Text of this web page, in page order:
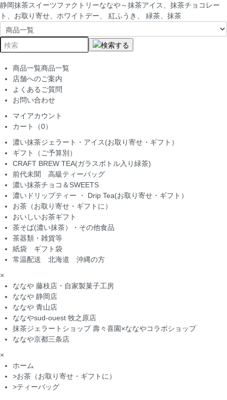
静岡抹茶スイーツファクトリーななや～抹茶アイス、抹茶チョコレー
ト、お取り寄せ、ホワイトデー、 紅ふうき、 緑茶、抹茶
商品一覧商品一覧
店舗へのご案内
よくあるご質問
お問い合わせ
マイアカウント
カート（0）
濃い抹茶ジェラート・アイス(お取り寄せ・ギフト）
ギフト（ご予算別）
CRAFT BREW TEA(ガラスボトル入り緑茶)
前代未聞 高級ティーバッグ
濃い抹茶チョコ＆SWEETS
濃いドリップティー ・ Drip Tea(お取り寄せ・ギフト）
お茶（お取り寄せ・ギフトに）
おいしいお茶ギフト
茶そば(濃い抹茶）・その他食品
茶器類・雑貨等
紙袋 ギフト袋
常温配送 北海道 沖縄の方
×
ななや 藤枝店・自家製菓子工房
ななや 静岡店
ななや 青山店
ななやsud-ouest 牧之原店
抹茶ジェラートショップ 壽々喜園×ななやコラボショップ
ななや京都三条店
×
ホーム
>お茶（お取り寄せ・ギフトに）
>ティーバッグ